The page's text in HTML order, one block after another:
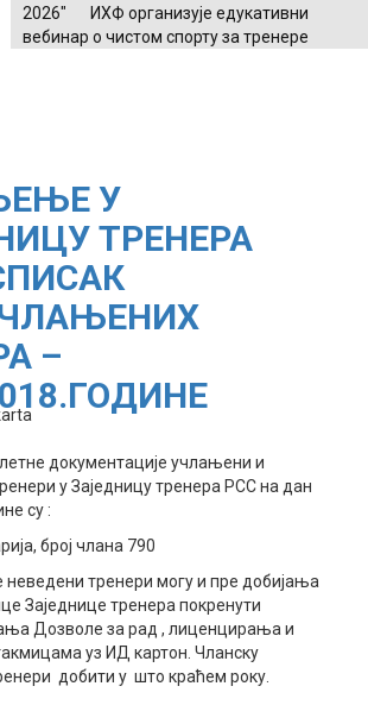
2026"
ИХФ организује едукативни
вебинар о чистом спорту за тренере
У
ТРЕНЕРА
–
документације учлањени и
у Заједницу тренера РСС на дан
су :
број члана 790
неведени тренери могу и пре добијања
Заједнице тренера покренути
Дозволе за рад , лиценцирања и
уз ИД картон. Чланску
добити у што краћем року.